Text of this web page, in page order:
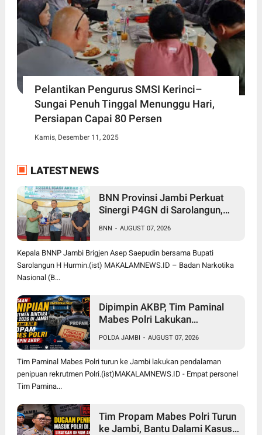
Pelantikan Pengurus SMSI Kerinci–
Sungai Penuh Tinggal Menunggu Hari,
Persiapan Capai 80 Persen
Kamis, Desember 11, 2025
LATEST NEWS
BNN Provinsi Jambi Perkuat
Sinergi P4GN di Sarolangun,
Vape Zombie
BNN - AUGUST 07, 2026
Kepala BNNP Jambi Brigjen Asep Saepudin bersama Bupati
Sarolangun H Hurmin.(ist) MAKALAMNEWS.ID – Badan Narkotika
Nasional (B...
Dipimpin AKBP, Tim Paminal
Mabes Polri Lakukan
Rekrutmen Bintara di Polda
Jambi
POLDA JAMBI - AUGUST 07, 2026
Tim Paminal Mabes Polri turun ke Jambi lakukan pendalaman
penipuan rekrutmen Polri.(ist)MAKALAMNEWS.ID - Empat personel
Tim Pamina...
Tim Propam Mabes Polri Turun
ke Jambi, Bantu Dalami Kasus